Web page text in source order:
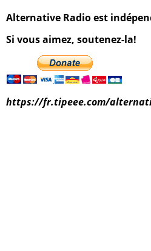
Alternative Radio est
Si vous aimez, soutenez-la!
https://fr.tipeee.com/